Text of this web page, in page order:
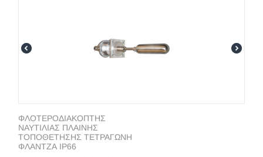
ΦΛΟΤΕΡΟΔΙΑΚΟΠΤΗΣ
ΝΑΥΤΙΛΙΑΣ ΠΛΑΙΝΗΣ
ΤΟΠΟΘΕΤΗΣΗΣ ΤΕΤΡΑΓΩΝΗ
ΦΛΑΝΤΖΑ IP66